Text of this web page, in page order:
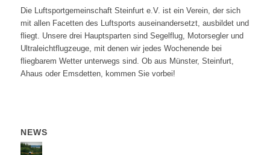
Die Luftsportgemeinschaft Steinfurt e.V. ist ein Verein, der sich
mit allen Facetten des Luftsports auseinandersetzt, ausbildet und
fliegt. Unsere drei Hauptsparten sind Segelflug, Motorsegler und
Ultraleichtflugzeuge, mit denen wir jedes Wochenende bei
fliegbarem Wetter unterwegs sind. Ob aus Münster, Steinfurt,
Ahaus oder Emsdetten, kommen Sie vorbei!
NEWS